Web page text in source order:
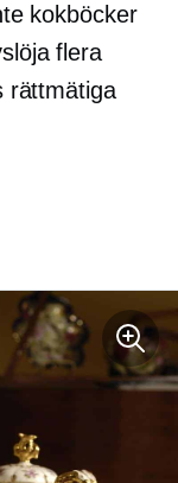
kokböcker
flera
rättmätiga